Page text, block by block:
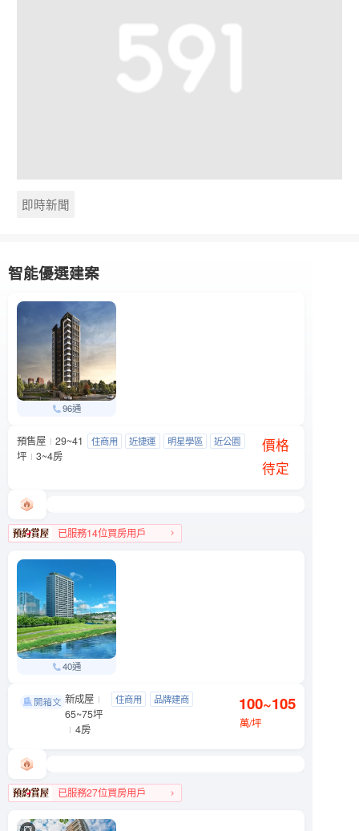
即時新聞
智能優選建案
96通
友座大學之道
文山區 羅斯福路五段90號附近
預售屋
29~41
坪
3~4房
住商用 近捷運 明星學區 近公園
價格
待定
已服務14位買房用戶
40通
忠泰湛 文山區 木新路一段6號
新成屋
65~75坪
4房
住商用
品牌建商
100~105
萬/坪
已服務27位買房用戶